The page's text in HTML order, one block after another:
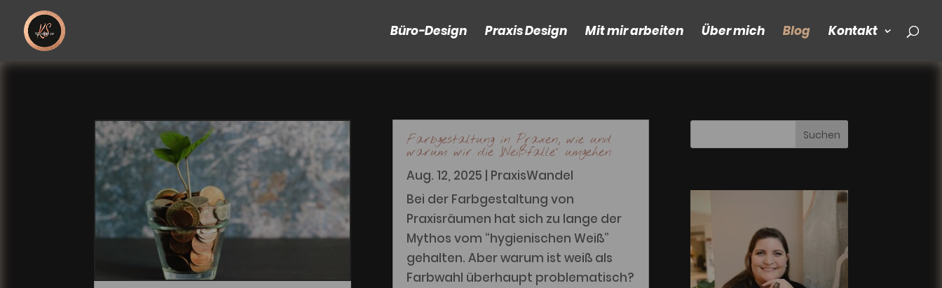
Büro-Design Praxis Design Mit mir arbeiten Über mich Blog Kontakt
Farbgestaltung in Praxen, wie und
warum wir die „Weißfalle“ umgehen
Aug. 12, 2025 | PraxisWandel
Bei der Farbgestaltung von
Praxisräumen hat sich zu lange der
Mythos vom “hygienischen Weiß”
gehalten. Aber warum ist weiß als
Farbwahl überhaupt problematisch?